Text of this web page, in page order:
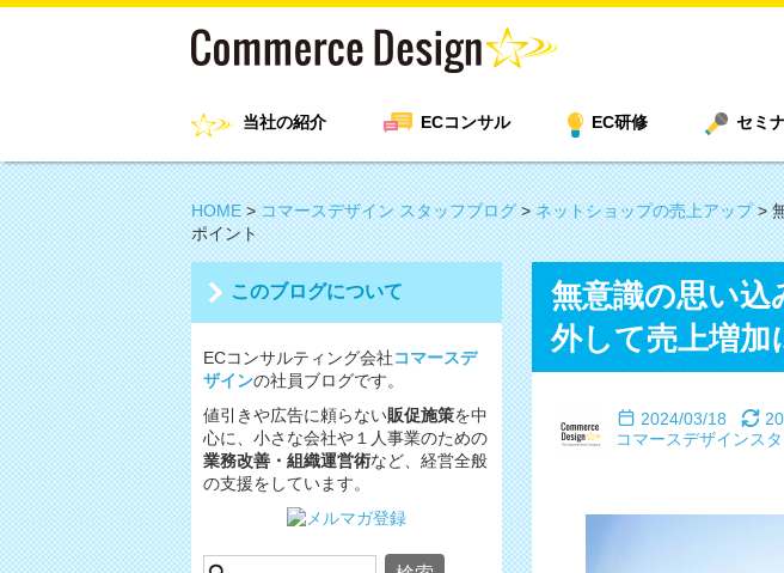
当社の紹介 ECコンサル EC研修 セミ
HOME>コマースデザイン スタッフブログ>ネットショップの売上アップ>
ポイント
無意識の思い込
外して売上増加
2024/03/18
コマースデザインス
このブログについて
ECコンサルティング会社コマースデ
ザインの社員ブログです。
値引きや広告に頼らない販促施策を中
心に、小さな会社や１人事業のための
業務改善・組織運営術など、経営全般
の支援をしています。
検